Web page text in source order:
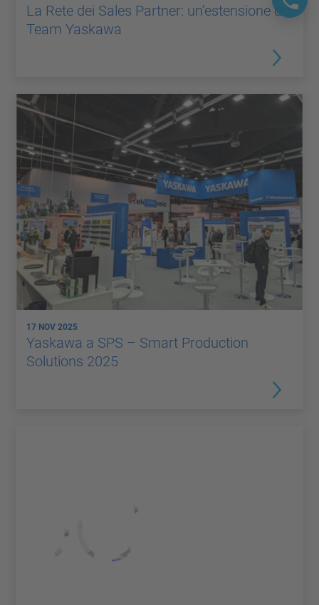
La Rete dei Sales Partner: un’estensione del
Team Yaskawa
17 NOV 2025
Yaskawa a SPS – Smart Production
Solutions 2025